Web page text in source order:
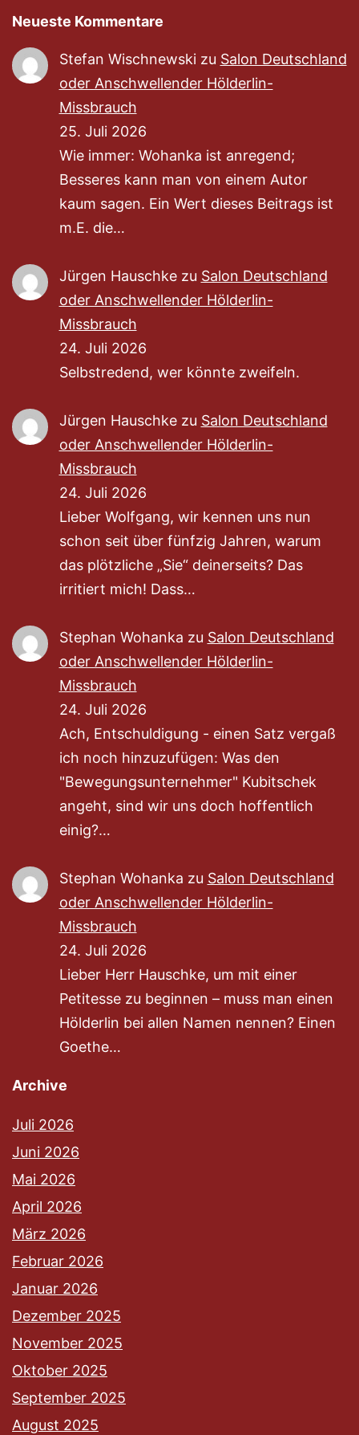
Neueste Kommentare
Stefan Wischnewski zu Salon Deutschland
oder Anschwellender Hölderlin-
Missbrauch
25. Juli 2026
Wie immer: Wohanka ist anregend;
Besseres kann man von einem Autor
kaum sagen. Ein Wert dieses Beitrags ist
m.E. die…
Jürgen Hauschkezu Salon Deutschland
oder Anschwellender Hölderlin-
Missbrauch
24. Juli 2026
Selbstredend, wer könnte zweifeln.
Jürgen Hauschkezu Salon Deutschland
oder Anschwellender Hölderlin-
Missbrauch
24. Juli 2026
Lieber Wolfgang, wir kennen uns nun
schon seit über fünfzig Jahren, warum
das plötzliche „Sie“ deinerseits? Das
irritiert mich! Dass…
Stephan Wohanka zu Salon Deutschland
oder Anschwellender Hölderlin-
Missbrauch
24. Juli 2026
Ach, Entschuldigung - einen Satz vergaß
ich noch hinzuzufügen: Was den
"Bewegungsunternehmer" Kubitschek
angeht, sind wir uns doch hoffentlich
einig?…
Stephan Wohanka zu Salon Deutschland
oder Anschwellender Hölderlin-
Missbrauch
24. Juli 2026
Lieber Herr Hauschke, um mit einer
Petitesse zu beginnen – muss man einen
Hölderlin bei allen Namen nennen? Einen
Goethe…
Archive
Juli 2026
Juni 2026
Mai 2026
April 2026
März 2026
Februar 2026
Januar 2026
Dezember 2025
November 2025
Oktober 2025
September 2025
August 2025